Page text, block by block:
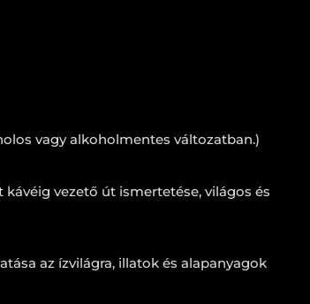
vagy alkoholmentes változatban.)
vezető út ismertetése, világos és
az ízvilágra, illatok és alapanyagok